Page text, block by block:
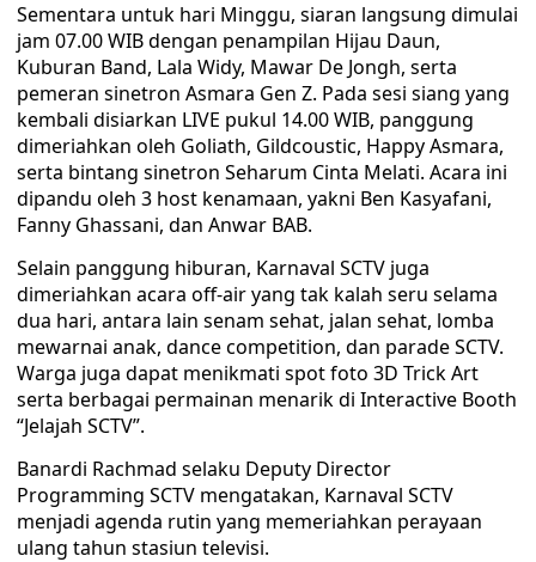
Sementara untuk hari Minggu, siaran langsung dimulai
jam 07.00 WIB dengan penampilan Hijau Daun,
Kuburan Band, Lala Widy, Mawar De Jongh, serta
pemeran sinetron Asmara Gen Z. Pada sesi siang yang
kembali disiarkan LIVE pukul 14.00 WIB, panggung
dimeriahkan oleh Goliath, Gildcoustic, Happy Asmara,
serta bintang sinetron Seharum Cinta Melati. Acara ini
dipandu oleh 3 host kenamaan, yakni Ben Kasyafani,
Fanny Ghassani, dan Anwar BAB.
Selain panggung hiburan, Karnaval SCTV juga
dimeriahkan acara off-air yang tak kalah seru selama
dua hari, antara lain senam sehat, jalan sehat, lomba
mewarnai anak, dance competition, dan parade SCTV.
Warga juga dapat menikmati spot foto 3D Trick Art
serta berbagai permainan menarik di Interactive Booth
“Jelajah SCTV”.
Banardi Rachmad selaku Deputy Director
Programming SCTV mengatakan, Karnaval SCTV
menjadi agenda rutin yang memeriahkan perayaan
ulang tahun stasiun televisi.